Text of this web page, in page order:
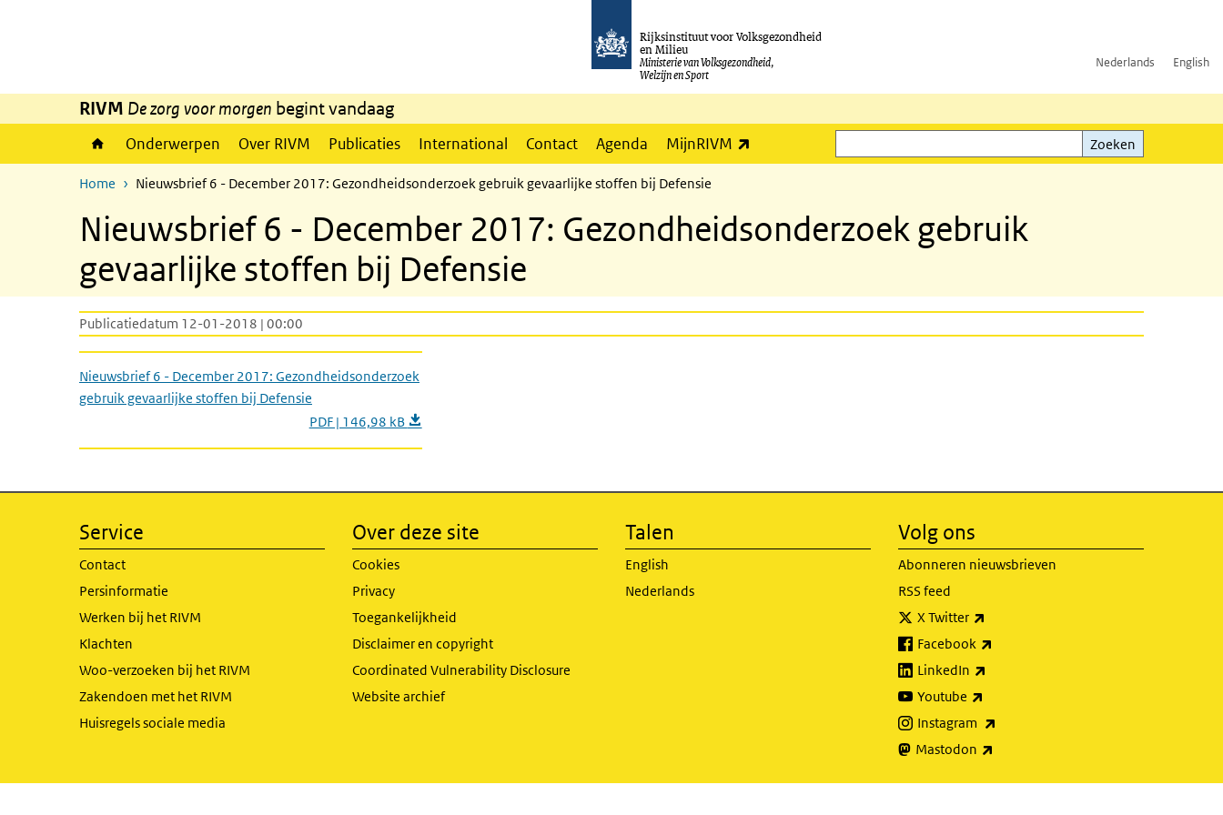
Rijksinstituut voor Volksgezondheid
en Milieu
Ministerie van Volksgezondheid,
Welzijn en Sport
Nederlands English
RIVM De zorg voor morgen begint vandaag
Onderwerpen Over RIVM Publicaties International Contact Agenda MijnRIVM
Zoeken
Zoeken
Home Nieuwsbrief 6 - December 2017: Gezondheidsonderzoek gebruik gevaarlijke stoffen bij Defensie
Nieuwsbrief 6 - December 2017: Gezondheidsonderzoek gebruik
gevaarlijke stoffen bij Defensie
Publicatiedatum 12-01-2018 | 00:00
Nieuwsbrief 6 - December 2017: Gezondheidsonderzoek
gebruik gevaarlijke stoffen bij Defensie
PDF | 146,98 kB
Service
Contact
Persinformatie
Werken bij het RIVM
Klachten
Woo-verzoeken bij het RIVM
Zakendoen met het RIVM
Huisregels sociale media
Over deze site
Cookies
Privacy
Toegankelijkheid
Disclaimer en copyright
Coordinated Vulnerability Disclosure
Website archief
Talen
English
Nederlands
Volg ons
Abonneren nieuwsbrieven
RSS feed
X Twitter
Facebook
LinkedIn
Youtube
Instagram
Mastodon